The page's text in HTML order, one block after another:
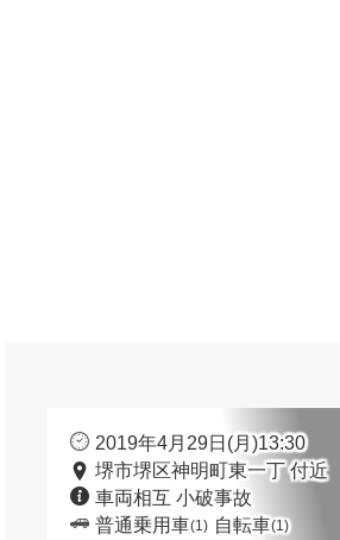
2019年4月29日(月)13:30
堺市堺区神明町東一丁 付近
車両相互 小破事故
普通乗用車(1) 自転車(1)